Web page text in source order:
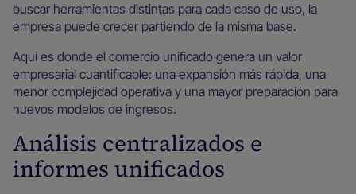
buscar herramientas distintas para cada caso de uso, la
empresa puede crecer partiendo de la misma base.
Aquí es donde el comercio unificado genera un valor
empresarial cuantificable: una expansión más rápida, una
menor complejidad operativa y una mayor preparación para
nuevos modelos de ingresos.
Análisis centralizados e
informes unificados